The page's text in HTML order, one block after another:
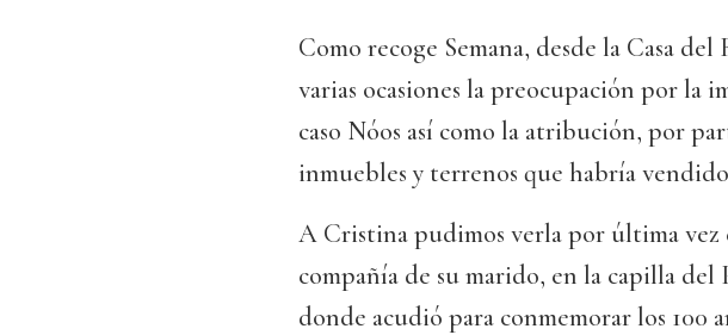
Como recoge Semana, desde la Casa del
varias ocasiones la preocupación por la
caso Nóos así como la atribución, por
inmuebles y terrenos que habría
A Cristina pudimos verla por última vez
compañía de su marido, en la capilla del
donde acudió para conmemorar los 100